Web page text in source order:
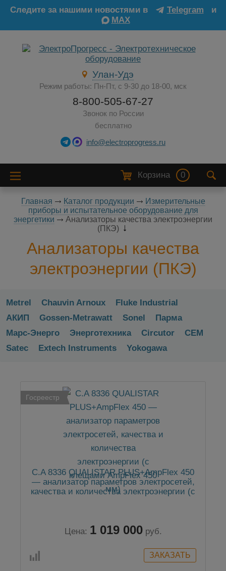
Следите за нашими новостями в Telegram
и
MAX
Улан-Удэ
Режим работы: Пн-Пт, с 9-30 до 18-00, мск
8-800-505-67-27
Звонок по России
бесплатно
info@electroprogress.ru
Корзина 0
Главная Каталог продукции
Измерительные
приборы и испытательное оборудование для
энергетики
Анализаторы качества электроэнергии
(ПКЭ)
Анализаторы качества
электроэнергии (ПКЭ)
Metrel Chauvin Arnoux
Fluke Industrial
АКИП
Gossen-Metrawatt Sonel
Парма
Марс-Энерго
Энерготехника Circutor
CEM
Satec
Extech Instruments Yokogawa
Госреестр
C.A 8336 QUALISTAR PLUS+AmpFlex 450
— анализатор параметров электросетей,
качества и количества электроэнергии (с
Цена: 1 019 000 руб.